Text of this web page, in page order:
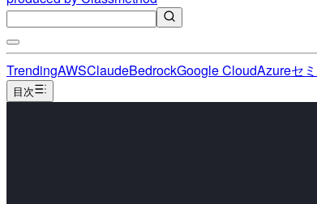
TrendingAWSClaudeBedrockGoogle CloudAzureセ
目次